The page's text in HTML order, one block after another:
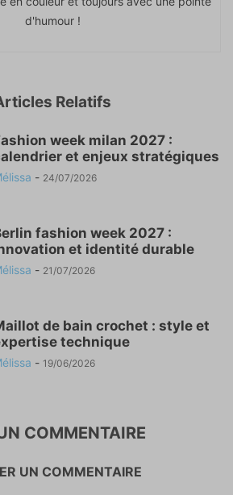
d'humour !
Relatifs
week milan 2027 :
et enjeux stratégiques
- 24/07/2026
fashion week 2027 :
et identité durable
- 21/07/2026
de bain crochet : style et
technique
- 19/06/2026
COMMENTAIRE
UN COMMENTAIRE